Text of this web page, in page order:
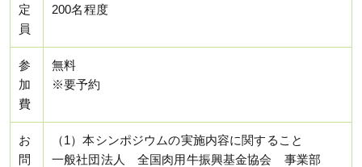
定
員
200名程度
参
加
費
無料
※要予約
お
問
（1）本シンポジウムの実施内容に関すること
一般社団法人 全国肉用牛振興基金協会 事業部